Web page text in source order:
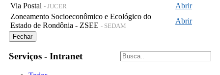
Via Postal - JUCER
Abrir
Zoneamento Socioeconômico e Ecológico do
Estado de Rondônia - ZSEE - SEDAM
Abrir
Fechar
Serviços - Intranet